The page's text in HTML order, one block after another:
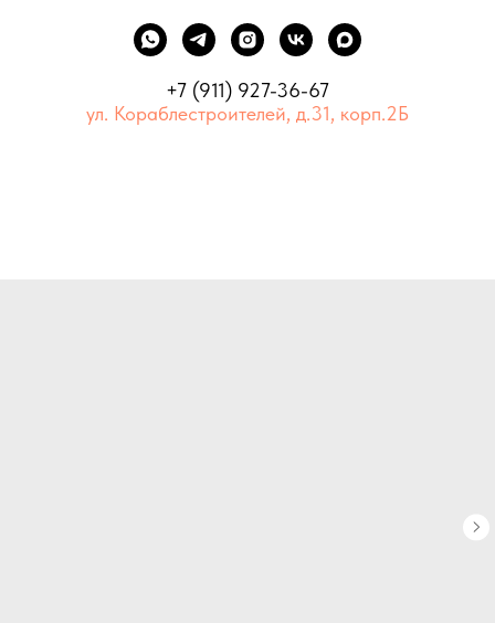
+7 (911) 927-36-67
ул. Кораблестроителей, д.31, корп.2Б